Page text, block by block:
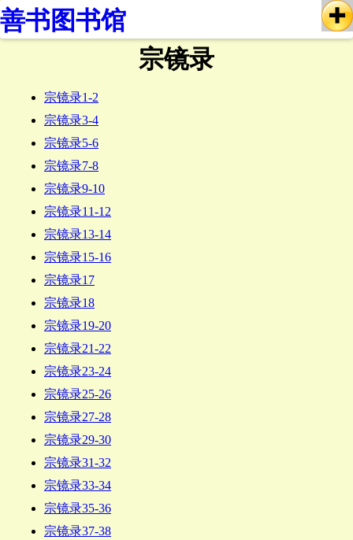
善书图书馆
宗镜录
宗镜录1-2
宗镜录3-4
宗镜录5-6
宗镜录7-8
宗镜录9-10
宗镜录11-12
宗镜录13-14
宗镜录15-16
宗镜录17
宗镜录18
宗镜录19-20
宗镜录21-22
宗镜录23-24
宗镜录25-26
宗镜录27-28
宗镜录29-30
宗镜录31-32
宗镜录33-34
宗镜录35-36
宗镜录37-38